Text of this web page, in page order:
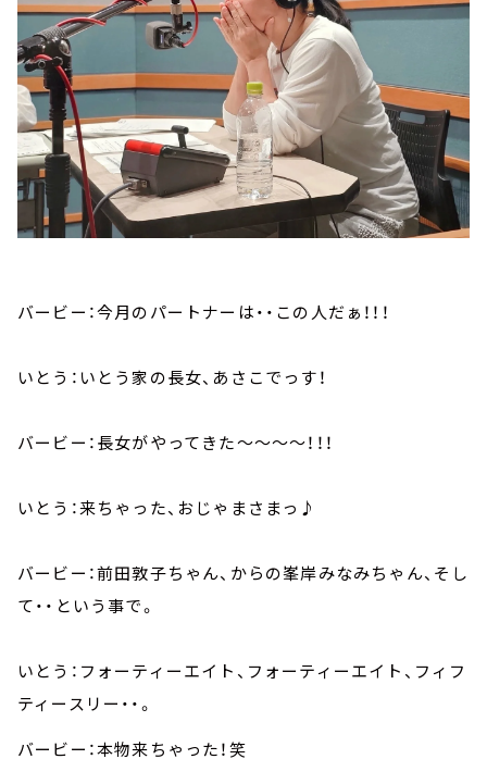
バービー：今月のパートナーは・・この人だぁ！！！
いとう：いとう家の長女、あさこでっす！
バービー：長女がやってきた～～～～！！！
いとう：来ちゃった、おじゃまさまっ♪
バービー：前田敦子ちゃん、からの峯岸みなみちゃん、そし
て・・という事で。
いとう：フォーティーエイト、フォーティーエイト、フィフ
ティースリー・・。
バービー：本物来ちゃった！笑